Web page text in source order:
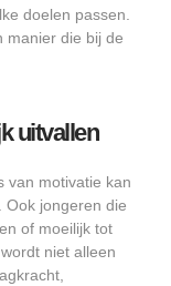
doelen passen.
manier die bij de
uitvallen
van motivatie kan
Ook jongeren die
of moeilijk tot
niet alleen